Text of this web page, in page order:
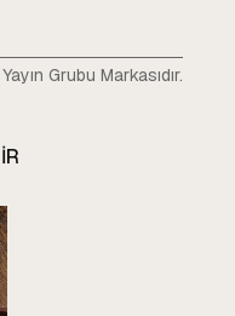
Grubu Markasıdır.